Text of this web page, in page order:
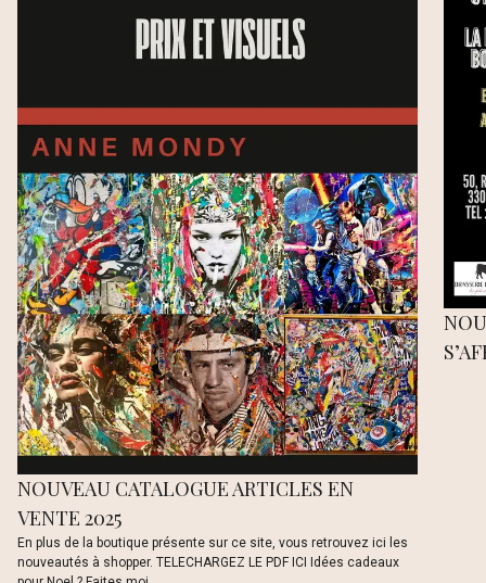
NOUVEAU CATALOGUE ARTICLES EN
VENTE 2025
En plus de la boutique présente sur ce site, vous retrouvez ici les
nouveautés à shopper. TELECHARGEZ LE PDF ICI Idées cadeaux